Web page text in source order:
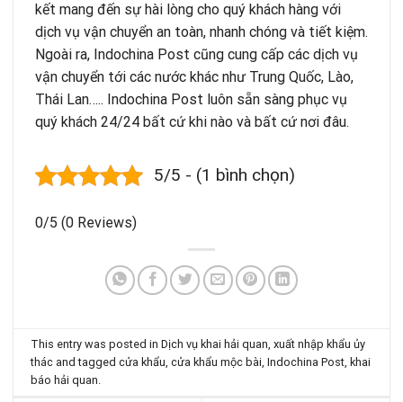
kết mang đến sự hài lòng cho quý khách hàng với
dịch vụ vận chuyển an toàn, nhanh chóng và tiết kiệm.
Ngoài ra, Indochina Post cũng cung cấp các dịch vụ
vận chuyển tới các nước khác như Trung Quốc, Lào,
Thái Lan….. Indochina Post luôn sẵn sàng phục vụ
quý khách 24/24 bất cứ khi nào và bất cứ nơi đâu.
5/5 - (1 bình chọn)
0/5 (0 Reviews)
This entry was posted inDịch vụ khai hải quan, xuất nhập khẩu ủy
thác and taggedcửa khẩu ,cửa khẩu mộc bài ,Indochina Post ,khai
báo hải quan